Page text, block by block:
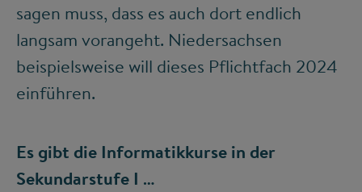
sagen muss, dass es auch dort endlich
langsam vorangeht. Niedersachsen
beispielsweise will dieses Pflichtfach 2024
einführen.
Es gibt die Informatikkurse in der
Sekundarstufe I …